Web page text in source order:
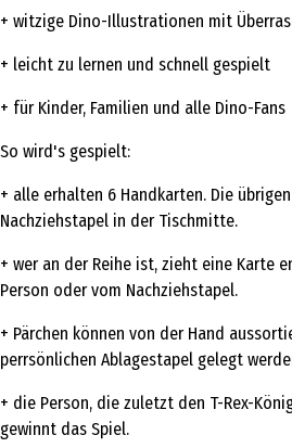
+ witzige Dino-Illustrationen mit
+ leicht zu lernen und schnell gespielt
+ für Kinder, Familien und alle Dino-Fans
So wird's gespielt:
+ alle erhalten 6 Handkarten. Die
Nachziehstapel in der Tischmitte.
+ wer an der Reihe ist, zieht eine Karte
Person oder vom Nachziehstapel.
+ Pärchen können von der Hand
perrsönlichen Ablagestapel gelegt
+ die Person, die zuletzt den T-Rex-
gewinnt das Spiel.